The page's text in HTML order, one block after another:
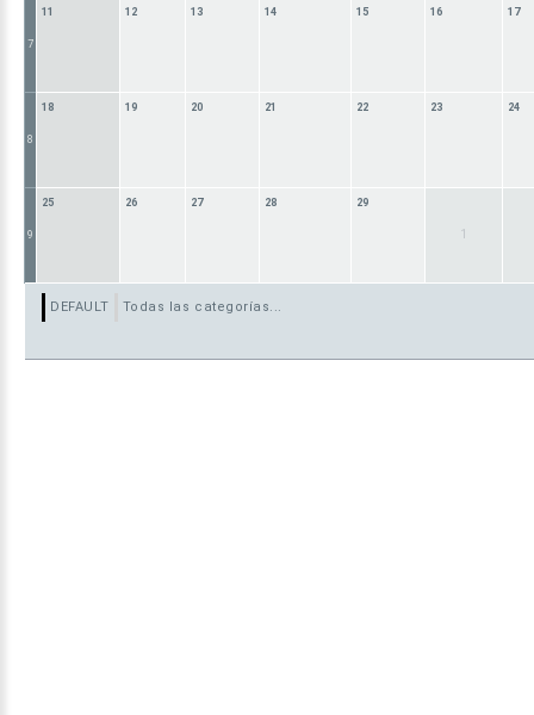
7
11 12 13 14 15 16 17
8
18 19 20 21 22 23 24
9
25 26 27 28 29
1
DEFAULT Todas las categorías...